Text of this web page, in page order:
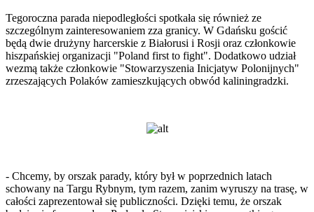
Tegoroczna parada niepodległości spotkała się również ze
szczególnym zainteresowaniem zza granicy. W Gdańsku gościć
będą dwie drużyny harcerskie z Białorusi i Rosji oraz członkowie
hiszpańskiej organizacji "Poland first to fight". Dodatkowo udział
wezmą także członkowie "Stowarzyszenia Inicjatyw Polonijnych"
zrzeszających Polaków zamieszkujących obwód kaliningradzki.
- Chcemy, by orszak parady, który był w poprzednich latach
schowany na Targu Rybnym, tym razem, zanim wyruszy na trasę, w
całości zaprezentował się publiczności. Dzięki temu, że orszak